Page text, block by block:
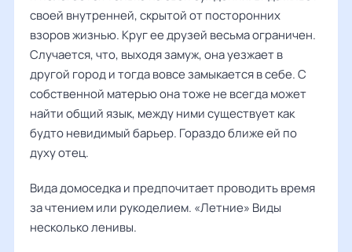
своей внутренней, скрытой от посторонних
взоров жизнью. Круг ее друзей весьма ограничен.
Случается, что, выходя замуж, она уезжает в
другой город и тогда вовсе замыкается в себе. С
собственной матерью она тоже не всегда может
найти общий язык, между ними существует как
будто невидимый барьер. Гораздо ближе ей по
духу отец.
Вида домоседка и предпочитает проводить время
за чтением или рукоделием. «Летние» Виды
несколько ленивы.